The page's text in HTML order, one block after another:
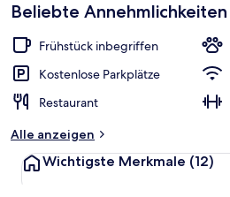
Beliebte Annehmlichkeiten
Frühstück inbegriffen
Kostenlose Parkplätze
Restaurant
Alle anzeigen
Wichtigste Merkmale (12)